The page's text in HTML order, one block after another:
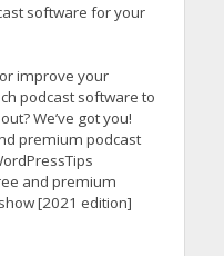
software for your
improve your
podcast software to
We’ve got you!
premium podcast
and premium
[2021 edition]